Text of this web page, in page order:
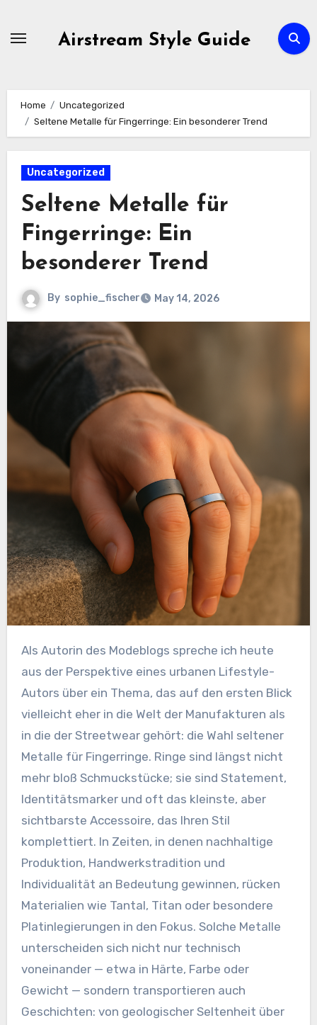
Airstream Style Guide
Home
Uncategorized
Seltene Metalle für Fingerringe: Ein besonderer Trend
Uncategorized
Seltene Metalle für
Fingerringe: Ein
besonderer Trend
By sophie_fischer May 14, 2026
Als Autorin des Modeblogs spreche ich heute
aus der Perspektive eines urbanen Lifestyle-
Autors über ein Thema, das auf den ersten Blick
vielleicht eher in die Welt der Manufakturen als
in die der Streetwear gehört: die Wahl seltener
Metalle für Fingerringe. Ringe sind längst nicht
mehr bloß Schmuckstücke; sie sind Statement,
Identitätsmarker und oft das kleinste, aber
sichtbarste Accessoire, das Ihren Stil
komplettiert. In Zeiten, in denen nachhaltige
Produktion, Handwerkstradition und
Individualität an Bedeutung gewinnen, rücken
Materialien wie Tantal, Titan oder besondere
Platinlegierungen in den Fokus. Solche Metalle
unterscheiden sich nicht nur technisch
voneinander — etwa in Härte, Farbe oder
Gewicht — sondern transportieren auch
Geschichten: von geologischer Seltenheit über